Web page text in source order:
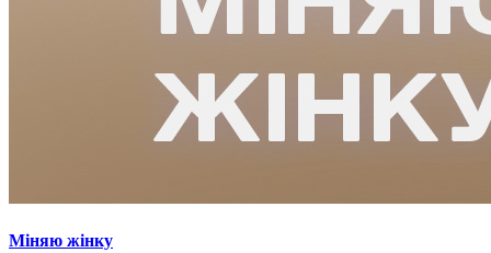
Міняю жінку